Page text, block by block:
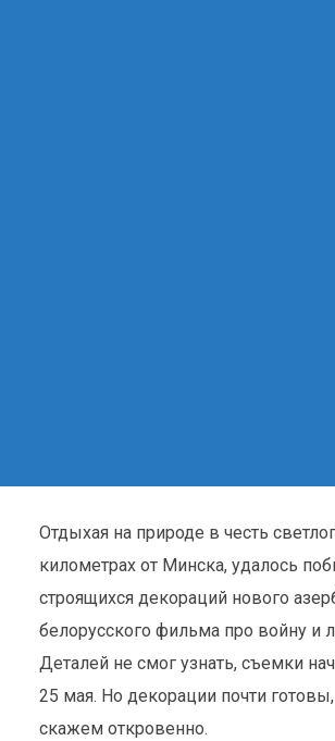
Отдыхая на природе в честь
километрах от Минска, удалось
строящихся декораций нового
белорусского фильма про войну и
Деталей не смог узнать, съемки
25 мая. Но декорации почти
скажем откровенно.